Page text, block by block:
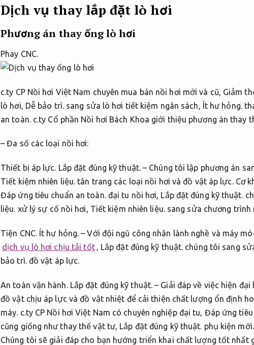
Dịch vụ thay lắp đặt lò hơi
Phương án thay ống lò hơi
Phay CNC.
c.ty CP Nồi hơi Việt Nam chuyên mua bán nồi hơi mới và cũ, Giảm
lò hơi, Dễ bảo trì. sang sửa lò hơi tiết kiệm ngân sách, Ít hư hỏng.
an toàn. c.ty Cổ phần Nồi hơi Bách Khoa giới thiệu phương án thay
– Đa số các loại nồi hơi:
Thiết bị áp lực. Lắp đặt đúng kỹ thuật.– Chúng tôi lập phương án
Tiết kiệm nhiên liệu. tân trang các loại nồi hơi và đồ vật áp lực. Cơ
Đáp ứng tiêu chuẩn an toàn.đại tu nồi hơi, Lắp đặt đúng kỹ thuật.
liệu. xử lý sự cố nồi hơi, Tiết kiệm nhiên liệu.sang sửa chương trình
Tiện CNC. Ít hư hỏng. – Với đội ngũ công nhân lành nghề và máy
dịch vụ lò hơi chịu tải tốt , Lắp đặt đúng kỹ thuật. chúng tôi sang
bảo trì.đồ vật áp lực.
An toàn vận hành. Lắp đặt đúng kỹ thuật. – Giải đáp về việc hiện
đồ vật chịu áp lực và đồ vật nhiệt để cải thiện chất lượng ổn định
máy. c.ty CP Nồi hơi Việt Nam có chuyên nghiệp đại tu, Đáp ứng tiêu
cũng giống như thay thế vật tư, Lắp đặt đúng kỹ thuật. phụ kiện mới.
Chúng tôi sẽ giải đáp cho bạn hướng triển khai chất lượng tốt nhất